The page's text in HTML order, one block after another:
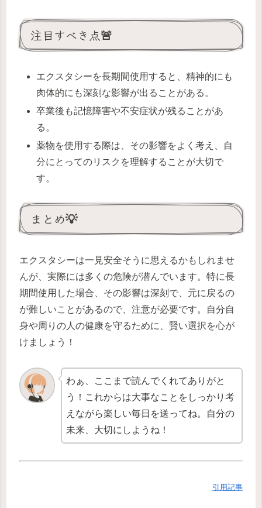
注目すべき点🚨
エクスタシーを長期間使用すると、精神的にも
肉体的にも深刻な影響が出ることがある。
卒業後も記憶障害や不安症状が残ることがあ
る。
薬物を使用する際は、その影響をよく考え、自
分にとってのリスクを理解することが大切で
す。
まとめ💡
エクスタシーは一見安全そうに思えるかもしれませ
んが、実際には多くの危険が潜んでいます。特に長
期間使用した場合、その影響は深刻で、元に戻るの
が難しいことがあるので、注意が必要です。自分自
身や周りの人の健康を守るために、賢い選択を心が
けましょう！
わぁ、ここまで読んでくれてありがと
う！これからは大事なことをしっかり考
えながら楽しい毎日を送ってね。自分の
未来、大切にしようね！
引用記事